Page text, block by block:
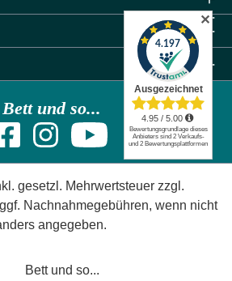
Bett und so...
gesetzl. Mehrwertsteuer zzgl.
Nachnahmegebühren, wenn nicht
angegeben.
Bett und so...
✕